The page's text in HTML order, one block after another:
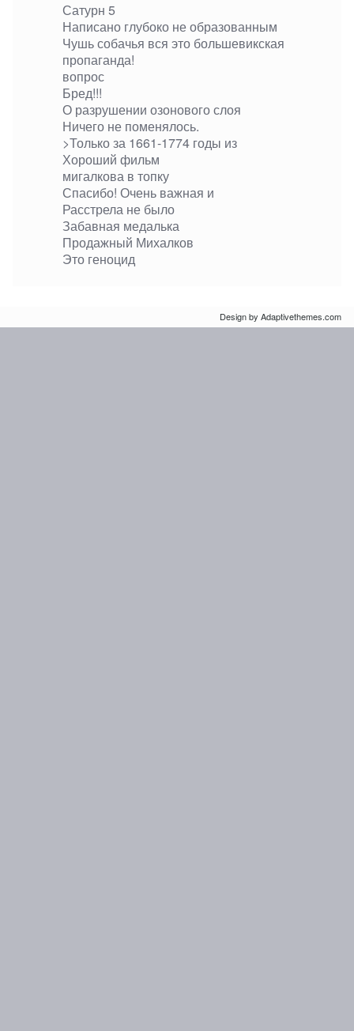
Сатурн 5
Написано глубоко не образованным
Чушь собачья вся это большевикская
пропаганда!
вопрос
Бред!!!
О разрушении озонового слоя
Ничего не поменялось.
>Только за 1661-1774 годы из
Хороший фильм
мигалкова в топку
Спасибо! Очень важная и
Расстрела не было
Забавная медалька
Продажный Михалков
Это геноцид
Design by Adaptivethemes.com